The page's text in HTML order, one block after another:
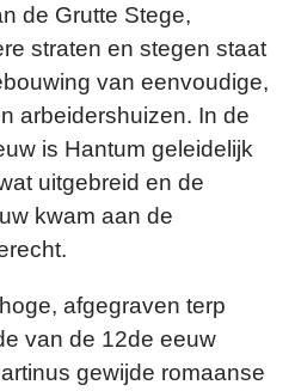
de Grutte Stege,
straten en stegen staat
van eenvoudige,
arbeidershuizen. In de
is Hantum geleidelijk
uitgebreid en de
kwam aan de
afgegraven terp
van de 12de eeuw
gewijde romaanse